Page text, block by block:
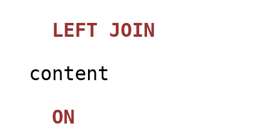
LEFT JOIN
content
ON